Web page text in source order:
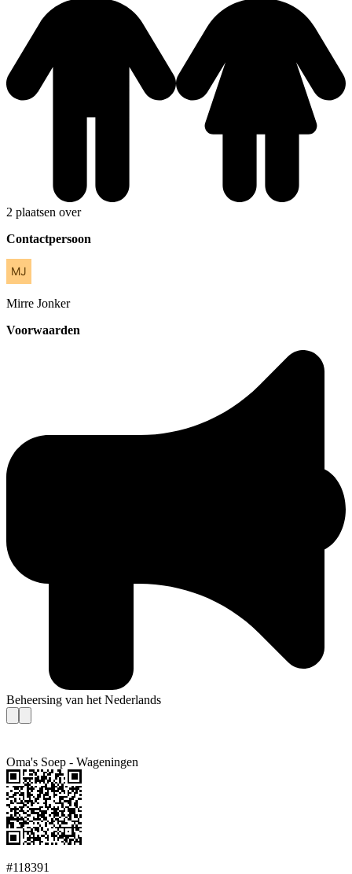
2 plaatsen over
Contactpersoon
Mirre Jonker
Voorwaarden
Beheersing van het Nederlands
Oma's Soep - Wageningen
#118391